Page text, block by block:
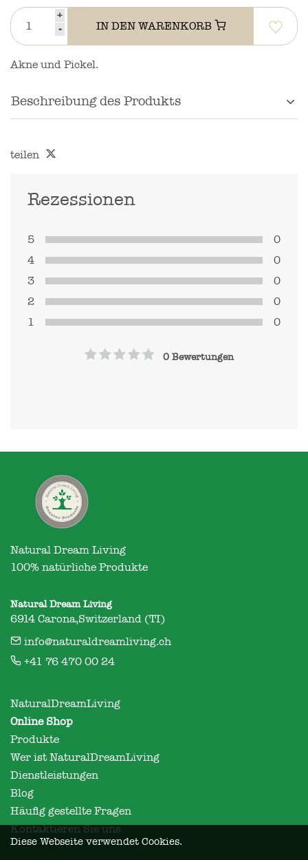
+
-
IN DEN WARENKORB
Akne und Pickel.
Beschreibung des Produkts
teilen
Rezessionen
5
0
4
0
3
0
2
0
1
0
0 Bewertungen
Natural Dream Living
100% natürliche Produkte
Natural Dream Living
6914 Carona,Switzerland (TI)
info@naturaldreamliving.ch
+41 76 470 00 24
NaturalDreamLiving
Online Shop
Produkte
Wer ist NaturalDreamLiving
Dienstleistungen
Blog
Häufig gestellte Fragen
Kontaktieren Sie uns
Diese Webseite verwendet Cookies.